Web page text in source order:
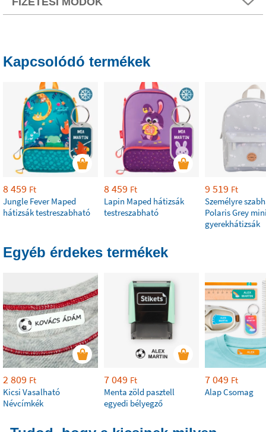
Kapcsolódó termékek
8 459 Ft
Jungle Fever Maped
hátizsák testreszabható
8 459 Ft
Lapin Maped hátizsák
testreszabható
9 519 Ft
Személyre
Polaris Grey
gyerekhátizsák
Egyéb érdekes termékek
2 809 Ft
Kicsi Vasalható
Névcímkék
7 049 Ft
Menta zöld pasztell
egyedi bélyegző
7 049 Ft
Alap Csomag